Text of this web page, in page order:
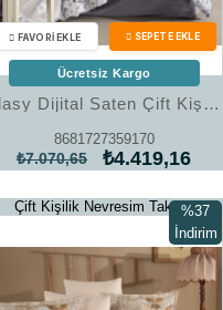
Clasy Dijital Saten Çift Kişilik Nevresim Takımı Alenya V1 Bej
8681727359170
₺4.419,16
₺7.070,65
Ücretsiz Kargo
Çift Kişilik Nevresim Takımı%37
İndirim